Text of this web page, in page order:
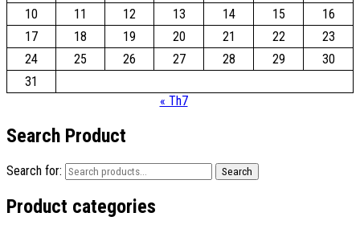
10
11 12 13 14 15
16
17
18 19 20 21 22
23
24
25 26 27 28 29
30
31
« Th7
Search Product
Search for: Search
Product categories